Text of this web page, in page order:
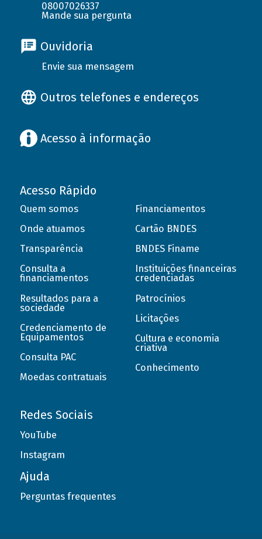
08007026337
Mande sua pergunta
Ouvidoria
Envie sua mensagem
Outros telefones e endereços
Acesso à informação
Acesso Rápido
Quem somos
Onde atuamos
Transparência
Consulta a
financiamentos
Resultados para a
sociedade
Credenciamento de
Equipamentos
Consulta PAC
Moedas contratuais
Financiamentos
Cartão BNDES
BNDES Finame
Instituições financeiras
credenciadas
Patrocínios
Licitações
Cultura e economia
criativa
Conhecimento
Redes Sociais
YouTube
Instagram
Ajuda
Perguntas frequentes